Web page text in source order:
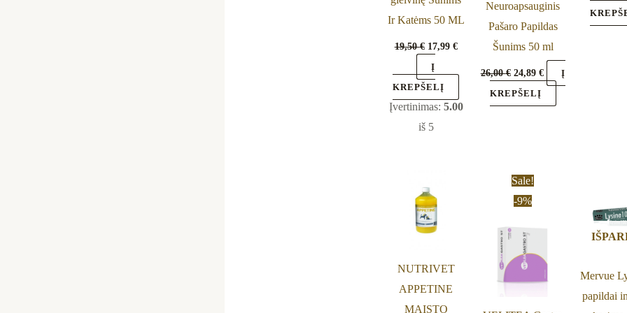
Ir Katėms 50 ML
19,50€ 17,99 €
Į
KREPŠELĮ
Įvertinimas: 5.00
iš 5
Neuroapsauginis
Pašaro Papildas
Šunims 50 ml
26,00€ 24,89 €
Į
KREPŠELĮ
NUTRIVET
APPETINE
MAISTO
Sale!
-9%
Original
price
was:
Mervue
papildai